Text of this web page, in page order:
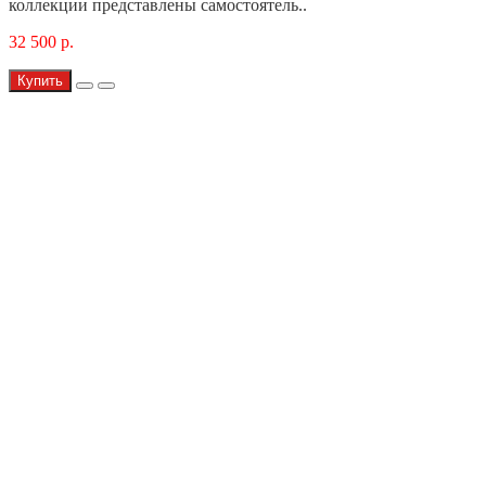
коллекции представлены самостоятель..
32 500 р.
Купить